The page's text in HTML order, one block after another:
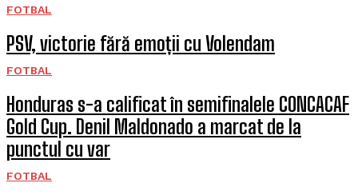
FOTBAL
PSV, victorie fără emoții cu Volendam
FOTBAL
Honduras s-a calificat în semifinalele CONCACAF
Gold Cup. Denil Maldonado a marcat de la
punctul cu var
FOTBAL